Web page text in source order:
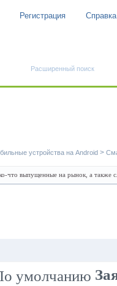
Регистрация Справка
Расширенный поиск
устройства на Android >
что выпущенные на рынок, а также